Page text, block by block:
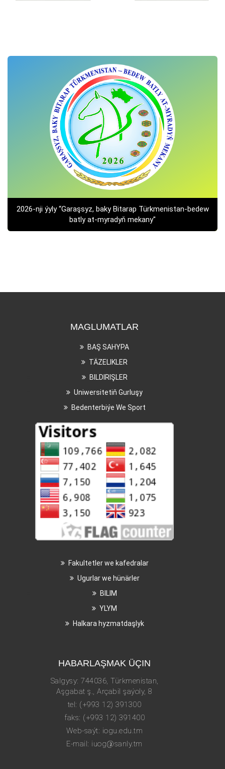
2026-nji ýyly “Garaşsyz, baky Bitarap Türkmenistan-bedew
batly at-myradyň mekany"
MAGLUMATLAR
BAŞ SAHYPA
TÄZELIKLER
BILDIRIŞLER
Uniwersitetiň Gurluşy
Bedenterbiýe We Sport
Fakultetler we kafedralar
Ugurlar we hünärler
BILIM
YLYM
Halkara hyzmatdaşlyk
HABARLAŞMAK ÜÇIN
Salgysy: 744036, Türkmenistan,
Aşgabat ş., Arçabil şaýoly, 8
tel: (+993 12) 391300
faks: (+993 12) 391400
Web-saýt: iogu.edu.tm
E-mail: iuog@sanly.tm